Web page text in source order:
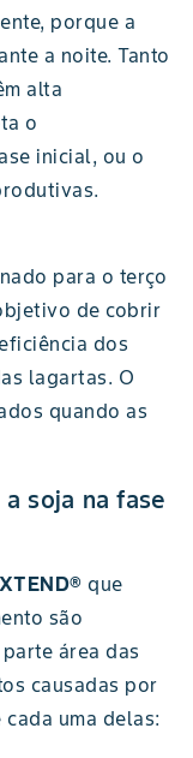
porque a
a noite. Tanto
alta
o
inicial, ou o
para o terço
de cobrir
dos
lagartas. O
quando as
soja na fase
que
são
área das
causadas por
uma delas: